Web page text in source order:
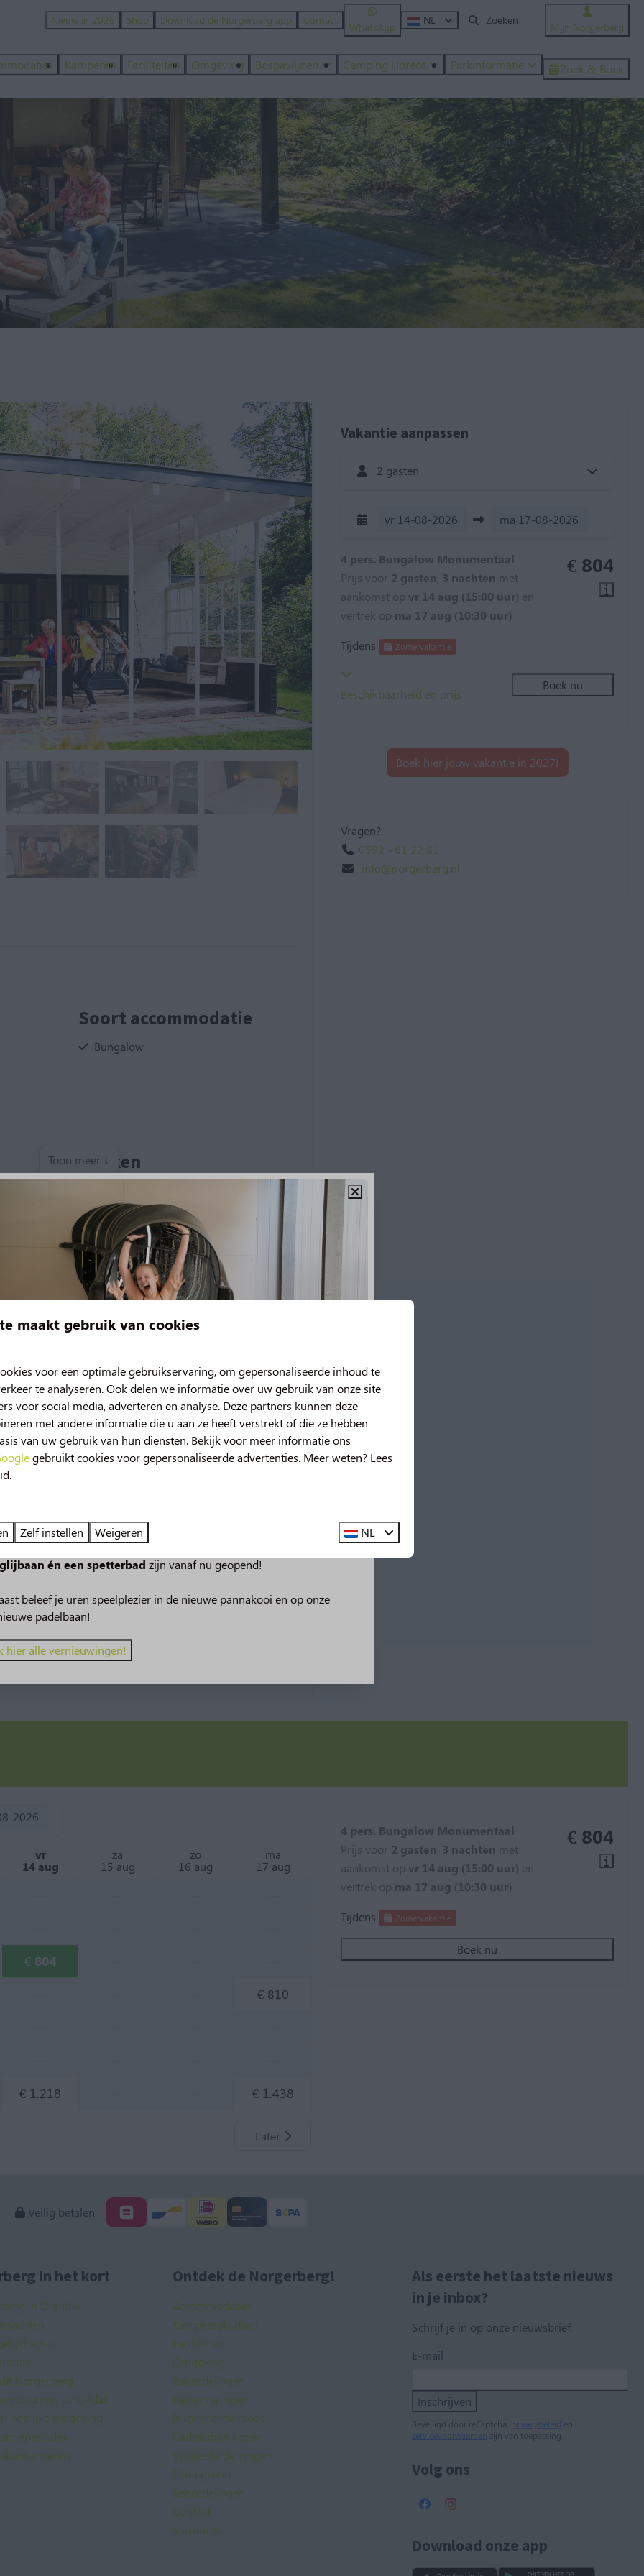
Nieuw in 2026 Shop Download de Norgerberg app Contact
WhatsApp
NL
Mijn Norgerberg
Kamperen Faciliteiten Omgeving Bospaviljoen Camping Horeca Parkinformatie Zoek & Boek
Soort accommodatie
Bungalow
Keuken
Gasfornuis
Keukengerei
Koelkast met vriesvak
Waterkoker
Filter koffiezetapparaat
Combi oven
Dekbedden en kussens zijn aanwezig
Inclusief bedlinnen voor het door jou
gereserveerde aantal personen (exclusief
kinderen onder 3 jaar)
Toon meer ↓
gebouwd onder architectuur van de
details.
huren in Drenthe
bungalow voor 4 personen in Drenthe? Ontdek de
op De Norgerberg en beleef een onvergetelijk
de stijl van de Amsterdamse School, zijnprovinciale
door prachtige, karakteristieke details met
van de bungalow vertelt een verhaal en zorgt voor een
in Drenthe.
geniet je van privacy en een prachtig uitzicht op de
de overdekte veranda met schommelbank, luister naar
de dagelijkse drukte volledig achter je.
Vakantie aanpassen
2 gasten
vr 14-08-2026 ma 17-08-2026
€ 804
4 pers. Bungalow Monumentaal
Prijs voor 2 gasten, 3 nachten met
aankomst op vr 14 aug (15:00 uur) en
vertrek op ma 17 aug (10:30 uur)
Tijdens
Zomervakantie
Beschikbaarheid en prijs
Boek nu
Boek hier jouw vakantie in 2027!
Vragen?
0592 - 61 22 81
info@norgerberg.nl
2026
vr
14 aug
za
15 aug
zo
16 aug
ma
17 aug
€ 804
€ 810
€ 1.218 € 1.438
Later
€ 804
4 pers. Bungalow Monumentaal
Prijs voor 2 gasten, 3 nachten met
aankomst op vr 14 aug (15:00 uur) en
vertrek op ma 17 aug (10:30 uur)
Tijdens
Zomervakantie
Boek nu
Veilig betalen
in het kort
in Drenthe
Norgerberg
met schuifdak
bosrijke omgeving
vieren
Ontdek de Norgerberg!
Accommodaties
Kampeerplaatsen
Faciliteiten
Omgeving
Beoordelingen
Reiservaringen
Inspirerende blogs
Cadeaubon kopen
Veelgestelde vragen
Plattegrond
Beoordelingen
Contact
Vacatures
Als eerste het laatste nieuws
in je inbox?
Schrijf je in op onze nieuwsbrief.
E-mail
Inschrijven
Beveiligd door reCaptcha, privacybeleid en
servicevoorwaarden zijn van toepassing.
Volg ons
Download onze app
zomer beleef je nog meer vakantieplezier op de Norgerberg!
van spetterplezier in het zwembad, onze nieuwe
én een spetterbad zijn vanaf nu geopend!
beleef je uren speelplezier in de nieuwe pannakooi en op onze
padelbaan!
hier alle vernieuwingen!
maakt gebruik van cookies
voor een optimale gebruikservaring, om gepersonaliseerde inhoud te
te analyseren. Ook delen we informatie over uw gebruik van onze site
voor social media, adverteren en analyse. Deze partners kunnen deze
met andere informatie die u aan ze heeft verstrekt of die ze hebben
van uw gebruik van hun diensten. Bekijk voor meer informatie ons
gebruikt cookies voor gepersonaliseerde advertenties. Meer weten? Lees
Zelf instellen Weigeren NL